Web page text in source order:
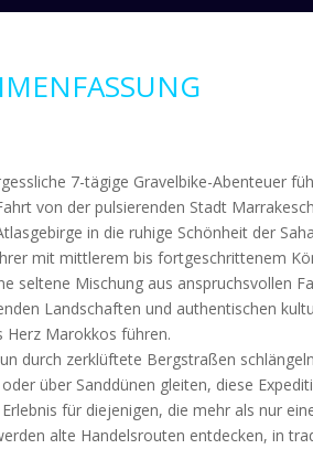
7-tägige Gravelbike-Abenteuer
von der pulsierenden Stadt
in die ruhige Schönheit der
mit mittlerem bis fortgeschrittenem
seltene Mischung aus anspruchsvollen
Landschaften und authentischen
Herz Marokkos führen.
durch zerklüftete Bergstraßen
über Sanddünen gleiten, diese
für diejenigen, die mehr als nur
alte Handelsrouten entdecken, in